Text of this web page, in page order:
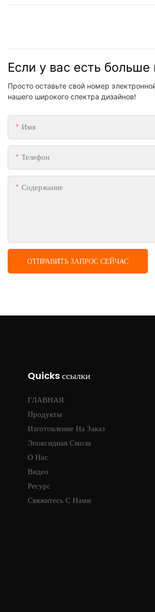
Если у вас есть
Просто оставьте свой номер
нашего широкого спектра дизайнов!
Имя
Телефон
Содержание
ОТПРАВИТЬ ЗАПРОС СЕЙЧАС
Quicks ссылки
ГЛАВНАЯ
Продукты
Изготовление На Заказ
Эпоксидная Смола
О Нас
Видео
Ресурс
Свяжитесь С Нами